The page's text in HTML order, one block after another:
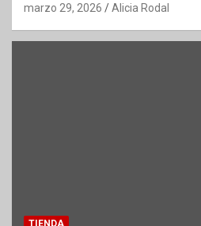
marzo 29, 2026 Alicia Rodal
TIENDA